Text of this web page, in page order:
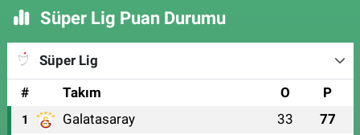
Süper Lig Puan Durumu
Süper Lig
#
Takım O P
1 Galatasaray 33 77